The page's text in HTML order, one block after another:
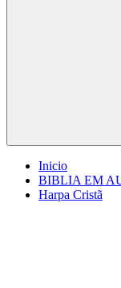
Inicio
BIBLIA EM
Harpa Cristã